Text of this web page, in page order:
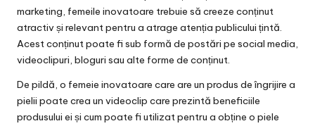
marketing, femeile inovatoare trebuie să creeze conținut
atractiv și relevant pentru a atrage atenția publicului țintă.
Acest conținut poate fi sub formă de postări pe social media,
videoclipuri, bloguri sau alte forme de conținut.
De pildă, o femeie inovatoare care are un produs de îngrijire a
pielii poate crea un videoclip care prezintă beneficiile
produsului ei și cum poate fi utilizat pentru a obține o piele